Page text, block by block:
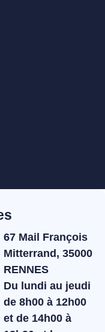
67 Mail François
Mitterrand, 35000
RENNES
Du lundi au jeudi
de 8h00 à 12h00
et de 14h00 à